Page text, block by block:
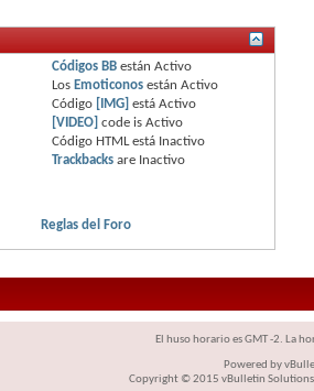
Códigos BBestán Activo
Los Emoticonosestán Activo
Código
[IMG] está Activo
[VIDEO] code is Activo
Código HTML está Inactivo
Trackbacksare Inactivo
Reglas del Foro
El huso horario es GMT -2. La
Powered by
Copyright © 2015 vBulletin